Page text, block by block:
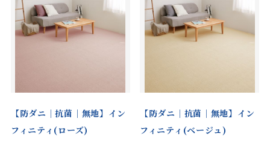
【防ダニ｜抗菌｜無地】イン
フィニティ(ローズ)
【防ダニ｜抗菌｜無地】イン
フィニティ(ベージュ)